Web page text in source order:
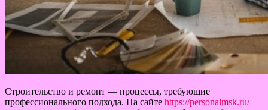
Строительство и ремонт — процессы, требующие
профессионального подхода. На сайте https://personalmsk.ru/